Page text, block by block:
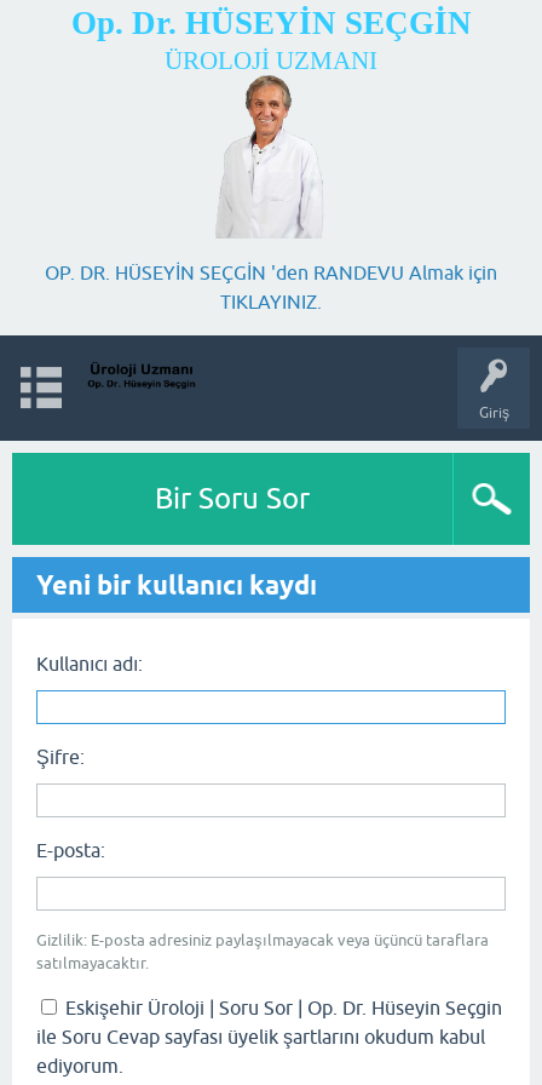
Op. Dr. HÜSEYİN SEÇGİN
ÜROLOJİ UZMANI
OP. DR. HÜSEYİN SEÇGİN 'den RANDEVU Almak için
TIKLAYINIZ.
Giriş
Bir Soru Sor
Yeni bir kullanıcı kaydı
Kullanıcı adı:
Şifre:
E-posta:
Gizlilik: E-posta adresiniz paylaşılmayacak veya üçüncü taraflara
satılmayacaktır.
Eskişehir Üroloji | Soru Sor | Op. Dr. Hüseyin Seçgin
ile Soru Cevap sayfası üyelik şartlarını okudum kabul
ediyorum.